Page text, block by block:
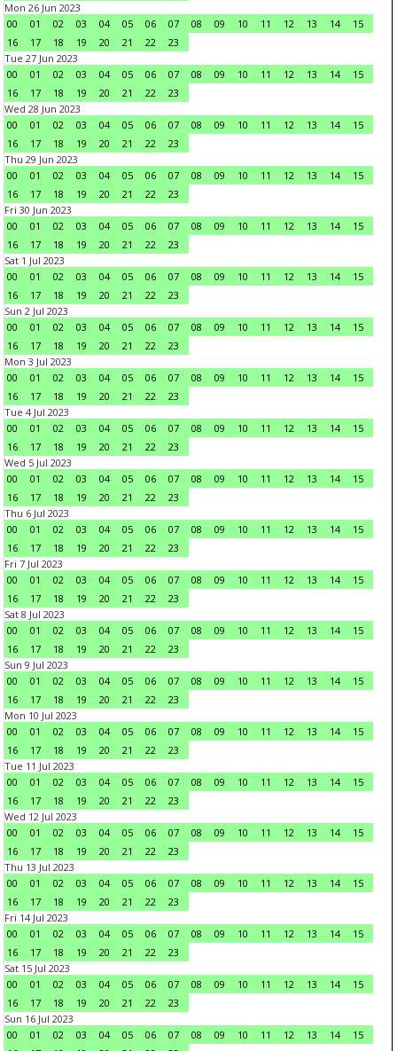
Mon 26 Jun 2023
00
01 02 03 04 05 06 07 08 09 10 11 12 13 14
15
16
17 18 19 20 21 22
23
Tue 27 Jun 2023
00
01 02 03 04 05 06 07 08 09 10 11 12 13 14
15
16
17 18 19 20 21 22
23
Wed 28 Jun 2023
00
01 02 03 04 05 06 07 08 09 10 11 12 13 14
15
16
17 18 19 20 21 22
23
Thu 29 Jun 2023
00
01 02 03 04 05 06 07 08 09 10 11 12 13 14
15
16
17 18 19 20 21 22
23
Fri 30 Jun 2023
00
01 02 03 04 05 06 07 08 09 10 11 12 13 14
15
16
17 18 19 20 21 22
23
Sat 1 Jul 2023
00
01 02 03 04 05 06 07 08 09 10 11 12 13 14
15
16
17 18 19 20 21 22
23
Sun 2 Jul 2023
00
01 02 03 04 05 06 07 08 09 10 11 12 13 14
15
16
17 18 19 20 21 22
23
Mon 3 Jul 2023
00
01 02 03 04 05 06 07 08 09 10 11 12 13 14
15
16
17 18 19 20 21 22
23
Tue 4 Jul 2023
00
01 02 03 04 05 06 07 08 09 10 11 12 13 14
15
16
17 18 19 20 21 22
23
Wed 5 Jul 2023
00
01 02 03 04 05 06 07 08 09 10 11 12 13 14
15
16
17 18 19 20 21 22
23
Thu 6 Jul 2023
00
01 02 03 04 05 06 07 08 09 10 11 12 13 14
15
16
17 18 19 20 21 22
23
Fri 7 Jul 2023
00
01 02 03 04 05 06 07 08 09 10 11 12 13 14
15
16
17 18 19 20 21 22
23
Sat 8 Jul 2023
00
01 02 03 04 05 06 07 08 09 10 11 12 13 14
15
16
17 18 19 20 21 22
23
Sun 9 Jul 2023
00
01 02 03 04 05 06 07 08 09 10 11 12 13 14
15
16
17 18 19 20 21 22
23
Mon 10 Jul 2023
00
01 02 03 04 05 06 07 08 09 10 11 12 13 14
15
16
17 18 19 20 21 22
23
Tue 11 Jul 2023
00
01 02 03 04 05 06 07 08 09 10 11 12 13 14
15
16
17 18 19 20 21 22
23
Wed 12 Jul 2023
00
01 02 03 04 05 06 07 08 09 10 11 12 13 14
15
16
17 18 19 20 21 22
23
Thu 13 Jul 2023
00
01 02 03 04 05 06 07 08 09 10 11 12 13 14
15
16
17 18 19 20 21 22
23
Fri 14 Jul 2023
00
01 02 03 04 05 06 07 08 09 10 11 12 13 14
15
16
17 18 19 20 21 22
23
Sat 15 Jul 2023
00
01 02 03 04 05 06 07 08 09 10 11 12 13 14
15
16
17 18 19 20 21 22
23
Sun 16 Jul 2023
00
01 02 03 04 05 06 07 08 09 10 11 12 13 14
15